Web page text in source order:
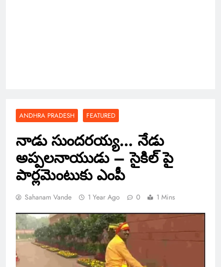
ANDHRA PRADESH FEATURED
నాడు సుందరయ్య… నేడు
అప్పలనాయుడు – సైకిల్ పై
పార్లమెంటుకు ఎంపీ
Sahanam Vande 1 Year Ago 0 1 Mins